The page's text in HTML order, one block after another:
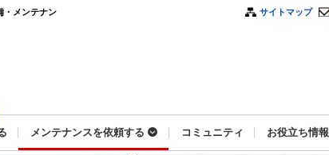
・メンテナン
サイトマップ
メンテナンスを依頼する コミュニティ お役立ち情報